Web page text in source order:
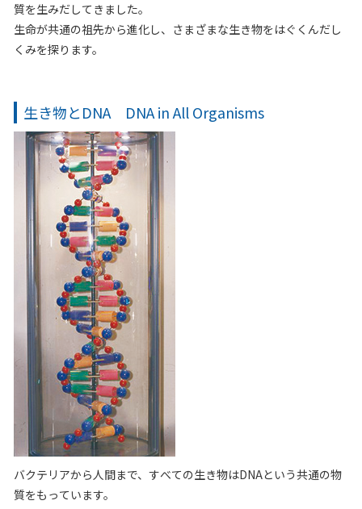
質を生みだしてきました。
生命が共通の祖先から進化し、さまざまな生き物をはぐくんだし
くみを探ります。
生き物とDNA DNA in All Organisms
バクテリアから人間まで、すべての生き物はDNAという共通の物
質をもっています。